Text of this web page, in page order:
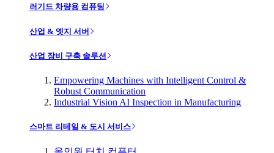
러기드 차량용 컴퓨팅
산업 & 엣지 서버
산업 장비 구축 솔루션
Empowering Machines with Intelligent Control &
Robust Communication
Industrial Vision AI Inspection in Manufacturing
스마트 리테일 & 도시 서비스